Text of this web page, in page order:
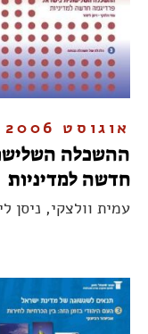
אוגוסט 2006
ההשכלה
חדשה למדיניות
עמית וולצקי, ניסן